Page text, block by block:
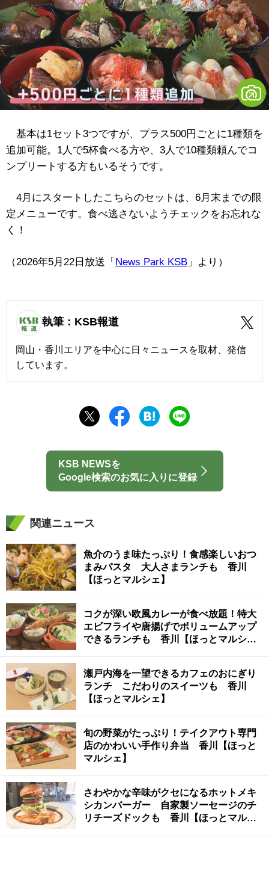
基本は1セット3つですが、プラス500円ごとに1種類を
追加可能。1人で5杯食べる方や、3人で10種類頼んでコ
ンプリートする方もいるそうです。
4月にスタートしたこちらのセットは、6月末までの限
定メニューです。食べ逃さないようチェックをお忘れな
く！
（2026年5月22日放送「 News Park KSB 」より）
執筆：KSB報道
岡山・香川エリアを中心に日々ニュースを取材、発信
しています。
KSB NEWSを
Google検索のお気に入りに登録
関連ニュース
魚介のうま味たっぷり！食感楽しいおつ
まみパスタ 大人さまランチも 香川
【ほっとマルシェ】
コクが深い欧風カレーが食べ放題！特大
エビフライや唐揚げでボリュームアップ
できるランチも 香川【ほっとマルシ
瀬戸内海を一望できるカフェのおにぎり
ランチ こだわりのスイーツも 香川
【ほっとマルシェ】
旬の野菜がたっぷり！テイクアウト専門
店のかわいい手作り弁当 香川【ほっと
マルシェ】
さわやかな辛味がクセになるホットメキ
シカンバーガー 自家製ソーセージのチ
リチーズドックも 香川【ほっとマルシ